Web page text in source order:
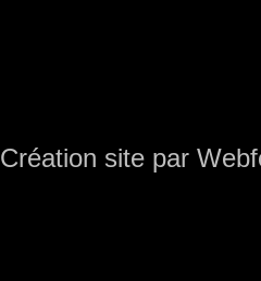
Création site par